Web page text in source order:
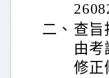
二、 查旨
由考
修正